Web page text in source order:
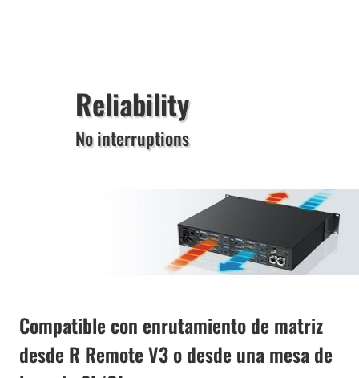
Reliability
No interruptions
Compatible con enrutamiento de matriz
desde R Remote V3 o desde una mesa de